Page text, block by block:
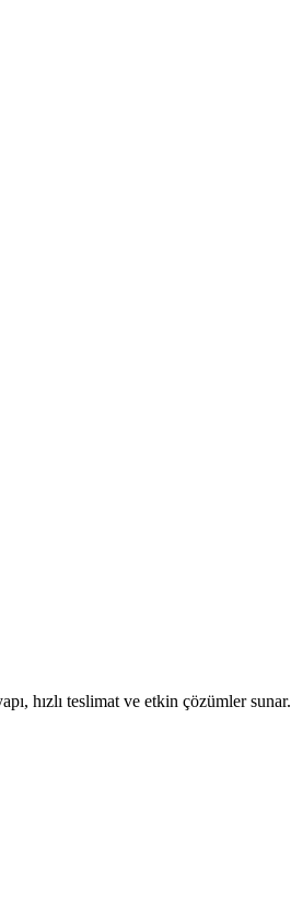
hızlı teslimat ve etkin çözümler sunar.